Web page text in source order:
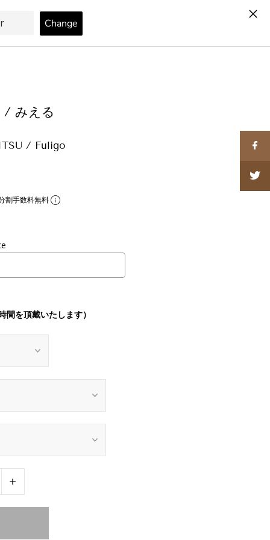
みえる
/ Fuligo
割手数料無料
を頂戴いたします）
+